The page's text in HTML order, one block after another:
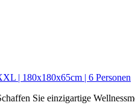
| 180x180x65cm | 6 Personen
Sie einzigartige